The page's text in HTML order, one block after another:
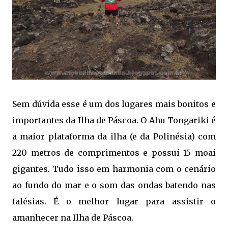
Sem dúvida esse é um dos lugares mais bonitos e
importantes da Ilha de Páscoa. O Ahu Tongariki é
a maior plataforma da ilha (e da Polinésia) com
220 metros de comprimentos e possui 15 moai
gigantes. Tudo isso em harmonia com o cenário
ao fundo do mar e o som das ondas batendo nas
falésias. É o melhor lugar para assistir o
amanhecer na Ilha de Páscoa.